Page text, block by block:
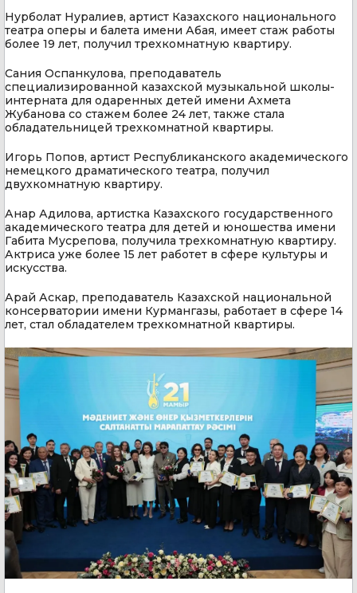
Нурболат Нуралиев, артист Казахского национального
театра оперы и балета имени Абая, имеет стаж работы
более 19 лет, получил трехкомнатную квартиру.
Сания Оспанкулова, преподаватель
специализированной казахской музыкальной школы-
интерната для одаренных детей имени Ахмета
Жубанова со стажем более 24 лет, также стала
обладательницей трехкомнатной квартиры.
Игорь Попов, артист Республиканского академического
немецкого драматического театра, получил
двухкомнатную квартиру.
Анар Адилова, артистка Казахского государственного
академического театра для детей и юношества имени
Габита Мусрепова, получила трехкомнатную квартиру.
Актриса уже более 15 лет работет в сфере культуры и
искусства.
Арай Аскар, преподаватель Казахской национальной
консерватории имени Курмангазы, работает в сфере 14
лет, стал обладателем трехкомнатной квартиры.